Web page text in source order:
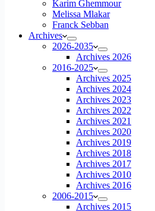
Karim Ghemmour
Melissa Mlakar
Franck Sebban
Archives
2026-2035
Archives 2026
2016-2025
Archives 2025
Archives 2024
Archives 2023
Archives 2022
Archives 2021
Archives 2020
Archives 2019
Archives 2018
Archives 2017
Archives 2010
Archives 2016
2006-2015
Archives 2015